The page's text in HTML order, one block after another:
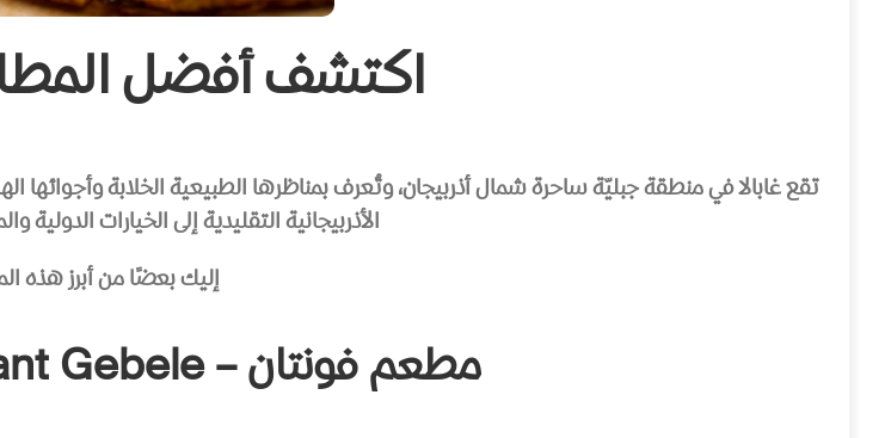
اكتشف أفضل
تقع غابالا في منطقة جبليّة ساحرة شمال أذربيجان، وتُعرف بمناظرها الطبيعية الخلابة
الأذربيجانية التقليدية إلى الخيارات الدولية
إليك بعضًا من أبرز هذه
مطعم فونتان – Fontan Restaurant Gebele